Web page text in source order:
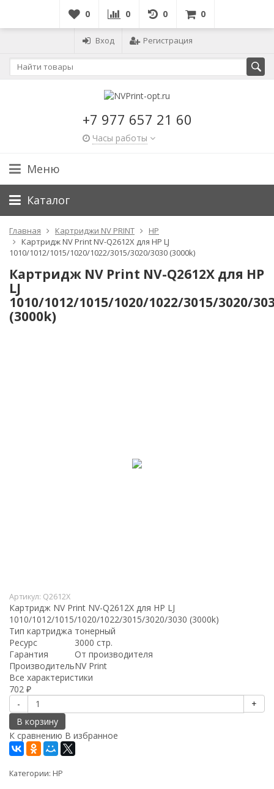
0 0 0 0
Вход Регистрация
+7 977 657 21 60
Часы работы
Меню
Каталог
Главная Картриджи NV PRINT
HP
Картридж NV Print NV-Q2612X для HP LJ
1010/1012/1015/1020/1022/3015/3020/3030 (3000k)
Картридж NV Print NV-Q2612X для HP
LJ
1010/1012/1015/1020/1022/3015/3020/
(3000k)
Артикул: Q2612X
Картридж NV Print NV-Q2612X для HP LJ
1010/1012/1015/1020/1022/3015/3020/3030 (3000k)
Тип картриджа тонерный
Ресурс
3000 стр.
Гарантия
От производителя
ПроизводительNV Print
Все характеристики
702 ₽
-
+
В корзину
К сравнению В избранное
Категории: HP